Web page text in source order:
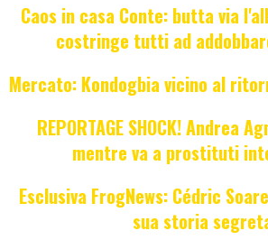
Caos in casa Conte: butta via
costringe tutti ad
Mercato: Kondogbia vicino al
REPORTAGE SHOCK! Andrea
mentre va a prostituti
Esclusiva FrogNews: Cédric
sua storia